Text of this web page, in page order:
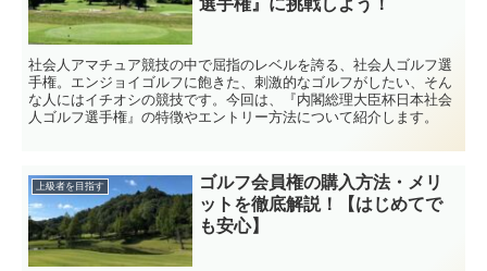
社会人アマチュア競技の中で屈指のレベルを誇る、社会人ゴルフ選
手権。エンジョイゴルフに飽きた、刺激的なゴルフがしたい、そん
な人にはイチオシの競技です。今回は、『内閣総理大臣杯日本社会
人ゴルフ選手権』の特徴やエントリー方法について紹介します。
上級者を目指す
ゴルフ会員権の購入方法・メリ
ットを徹底解説！【はじめてで
も安心】